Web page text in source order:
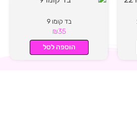
בד קומו 9
₪35
הוספה לסל